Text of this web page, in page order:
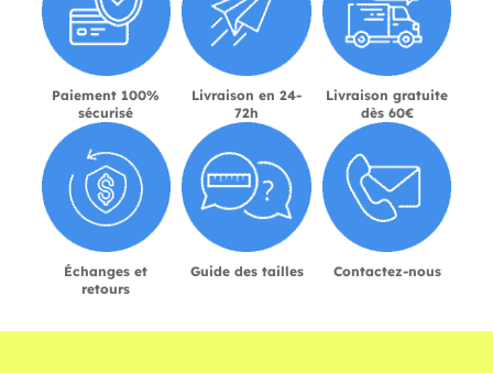
Paiement 100%
sécurisé
Livraison en 24-
72h
Livraison gratuite
dès 60€
Échanges et
retours
Guide des tailles Contactez-nous